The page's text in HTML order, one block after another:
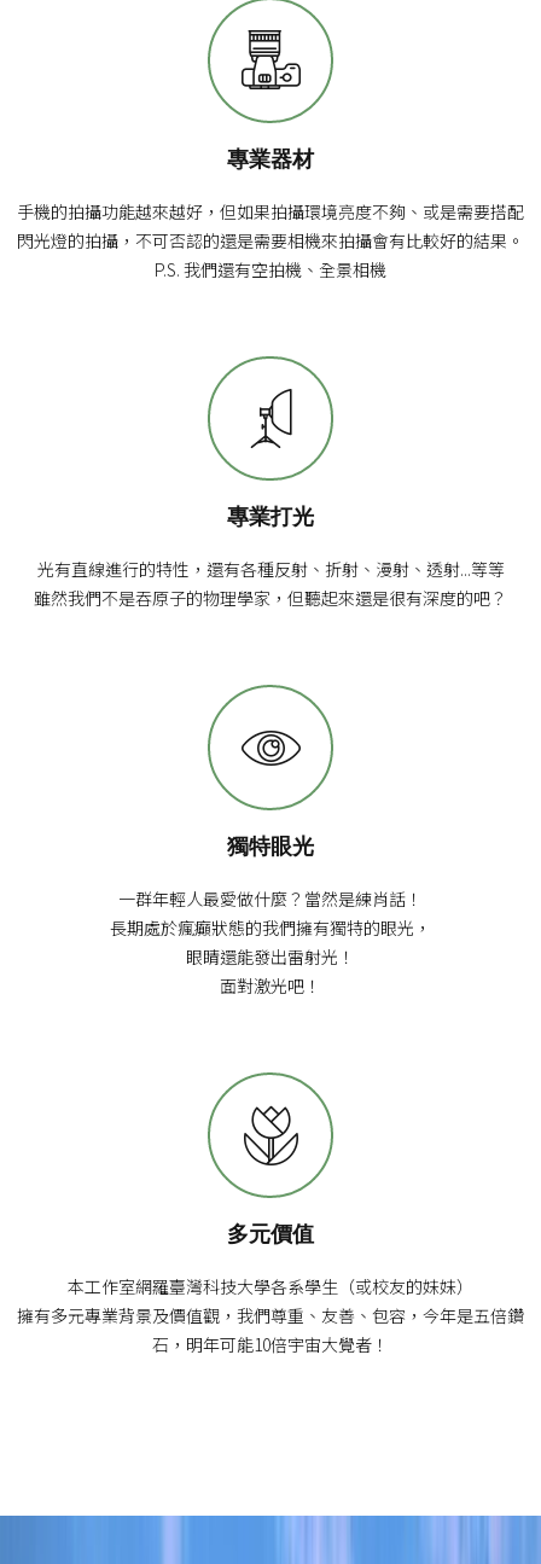
專業器材
手機的拍攝功能越來越好，但如果拍攝環境亮度不夠、或是需要搭配
閃光燈的拍攝，不可否認的還是需要相機來拍攝會有比較好的結果。
P.S. 我們還有空拍機、全景相機
專業打光
光有直線進行的特性，還有各種反射、折射、漫射、透射...等等
雖然我們不是吞原子的物理學家，但聽起來還是很有深度的吧？
獨特眼光
一群年輕人最愛做什麼？當然是練肖話！
長期處於瘋癲狀態的我們擁有獨特的眼光，
眼睛還能發出雷射光！
面對激光吧！
多元價值
本工作室網羅臺灣科技大學各系學生（或校友的妹妹）
擁有多元專業背景及價值觀，我們尊重、友善、包容，今年是五倍鑽
石，明年可能10倍宇宙大覺者！